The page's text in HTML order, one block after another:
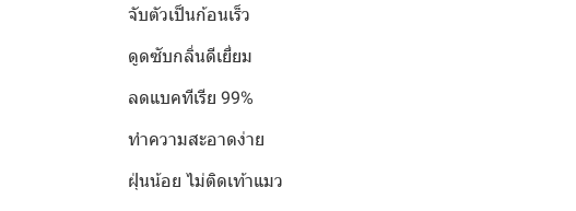
จับตัวเป็นก้อนเร็ว
ดูดซับกลิ่นดีเยี่ยม
ลดแบคทีเรีย 99%
ทำความสะอาดง่าย
ฝุ่นน้อย ไม่ติดเท้าแมว